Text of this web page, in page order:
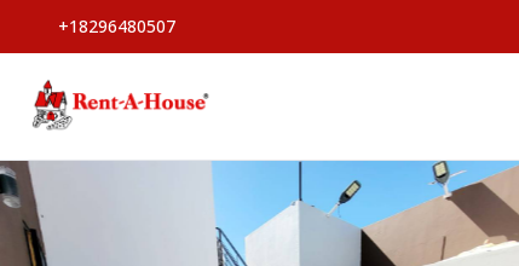
+18296480507